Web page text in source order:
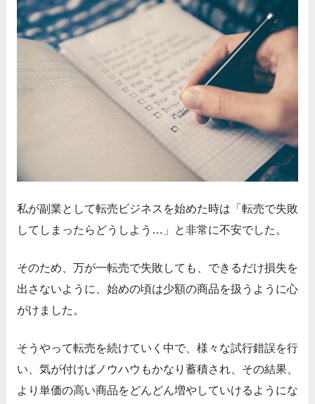
私が副業として転売ビジネスを始めた時は「転売で失敗
してしまったらどうしよう…」と非常に不安でした。
そのため、万が一転売で失敗しても、できるだけ損失を
出さないように、始めの頃は少額の商品を扱うように心
がけました。
そうやって転売を続けていく中で、様々な試行錯誤を行
い、気が付けばノウハウもかなり蓄積され、その結果、
より単価の高い商品をどんどん増やしていけるようにな